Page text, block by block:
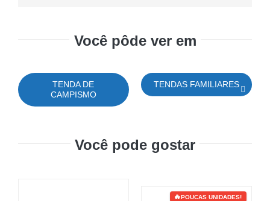
Você pôde ver em
TENDA DE
CAMPISMO
TENDAS FAMILIARES
Você pode gostar
POUCAS UNIDADES!